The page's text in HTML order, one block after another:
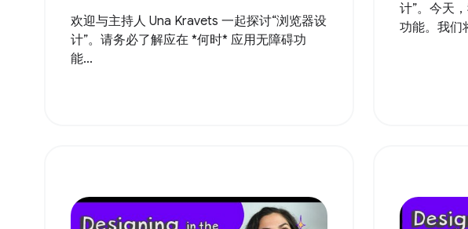
欢迎与主持人 Una Kravets 一起探讨“浏览器设
计”。请务必了解应在 *何时* 应用无障碍功
能...
计”。今天
功能。我们